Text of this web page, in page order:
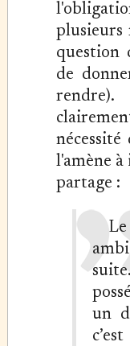
plusieurs
question
de
l'amène
partage :
un